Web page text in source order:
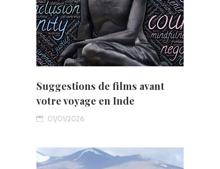
Suggestions de films avant
votre voyage en Inde
01/01/2026